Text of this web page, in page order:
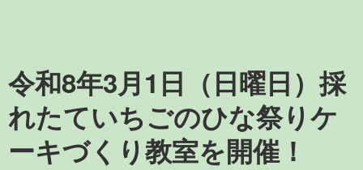
令和8年3月1日（日曜日）採
れたていちごのひな祭りケ
ーキづくり教室を開催！